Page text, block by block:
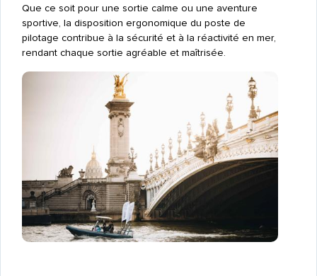
Que ce soit pour une sortie calme ou une aventure
sportive, la disposition ergonomique du poste de
pilotage contribue à la sécurité et à la réactivité en mer,
rendant chaque sortie agréable et maîtrisée.